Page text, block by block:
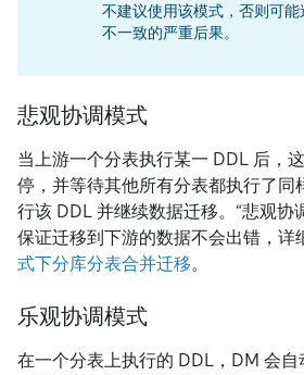
不建议使用该模式，否则可
不一致的严重后果。
悲观协调模式
当上游一个分表执行某一 DDL 后，
停，并等待其他所有分表都执行了同
行该 DDL 并继续数据迁移。“悲观协
保证迁移到下游的数据不会出错，详
式下分库分表合并迁移。
乐观协调模式
在一个分表上执行的 DDL，DM 会